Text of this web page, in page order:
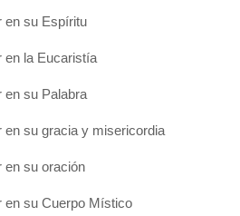
en su Espíritu
en la Eucaristía
en su Palabra
en su gracia y misericordia
en su oración
en su Cuerpo Místico